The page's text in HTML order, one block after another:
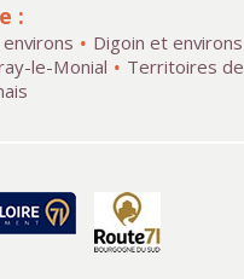
:
Digoin et environs
le-Monial
Territoires de